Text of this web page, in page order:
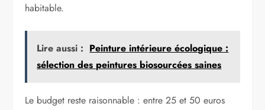
habitable.
Lire aussi : Peinture intérieure écologique :
sélection des peintures biosourcées saines
Le budget reste raisonnable : entre 25 et 50 euros